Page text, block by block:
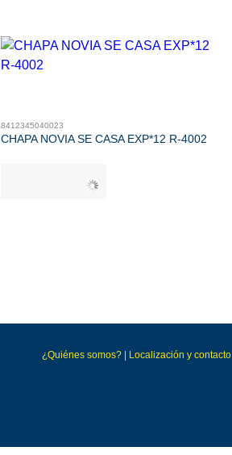
8412345040023
CHAPA NOVIA SE CASA EXP*12 R-4002
¿Quiénes somos? Localización y contacto